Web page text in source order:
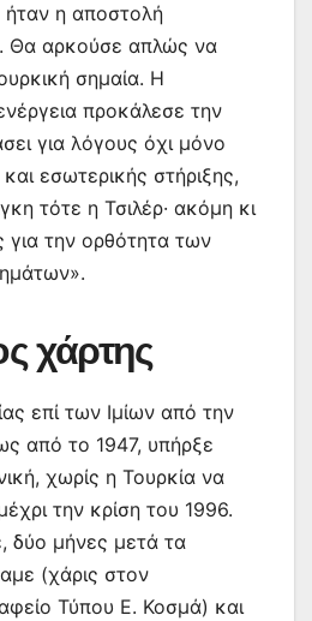
η αποστολή
Θα αρκούσε απλώς να
σημαία. Η
προκάλεσε την
για λόγους όχι μόνο
εσωτερικής στήριξης,
τότε η Τσιλέρ· ακόμη κι
για την ορθότητα των
χάρτης
επί των Ιμίων από την
από το 1947, υπήρξε
χωρίς η Τουρκία να
την κρίση του 1996.
δύο μήνες μετά τα
(χάρις στον
Τύπου Ε. Κοσμά) και